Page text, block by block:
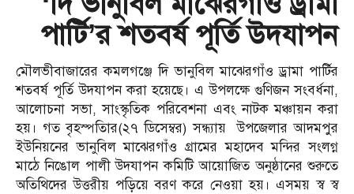
পার্টি’র শতবর্ষ পূর্তি উদযাপন
মৌলভীবাজারের কমলগঞ্জে দি ভানুবিল মাঝেরগাঁও ড্রামা পার্টির
শতবর্ষ পূর্তি উদযাপন করা হয়েছে। এ উপলক্ষে গুণিজন সংবর্ধনা,
আলোচনা সভা, সাংস্কৃতিক পরিবেশনা এবং নাটক মঞ্চায়ন করা
হয়। গত বৃহস্পতিার(২৭ ডিসেম্বর) সন্ধ্যায় উপজেলার আদমপুর
ইউনিয়নের ভানুবিল মাঝেরগাঁও গ্রামের মহাদেব মন্দির সংলগ্ন
মাঠে নিঙোল পালী উদযাপন কমিটি আয়োজিত অনুষ্ঠানের শুরুতে
অতিথিদের উত্তরীয় পড়িয়ে বরণ করে নেওয়া হয়। এসময় স্ব স্ব